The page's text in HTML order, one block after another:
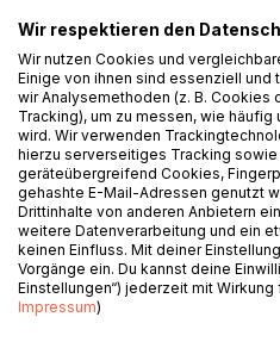
BESCHREIBUNG
Schicksalswege in
... und ihre
Dieser
vielfältigen
die sich nicht nur
Leukämie-
zerbrechen. Doch
Wir respektieren den
Wir nutzen Cookies und
Einige von ihnen sind essenziell
wir Analysemethoden (z. B.
Tracking), um zu messen, wie
wird. Wir verwenden
hierzu serverseitiges Tracking
geräteübergreifend Cookies,
gehashte E-Mail-Adressen genutzt
Drittinhalte von anderen Anbietern
weitere Datenverarbeitung und ein
keinen Einfluss. Mit deiner
Vorgänge ein. Du kannst deine
Einstellungen“) jederzeit mit
Impressum)